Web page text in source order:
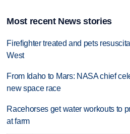
Most recent News stories
Firefighter treated and pets
West
From Idaho to Mars: NASA chief
new space race
Racehorses get water workouts to
at farm